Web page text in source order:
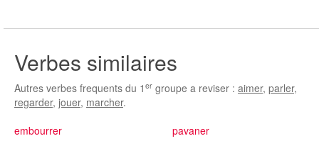
Verbes similaires
Autres verbes frequents du 1 er groupe a reviser : aimer, parler,
regarder, jouer, marcher.
embourrer
pavaner